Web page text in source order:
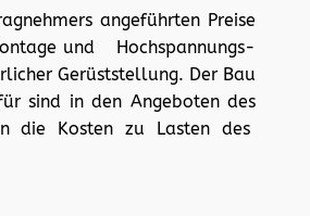
angeführten Preise
und Hochspannungs-
Gerüststellung. Der Bau
sind in den Angeboten des
die Kosten zu Lasten des